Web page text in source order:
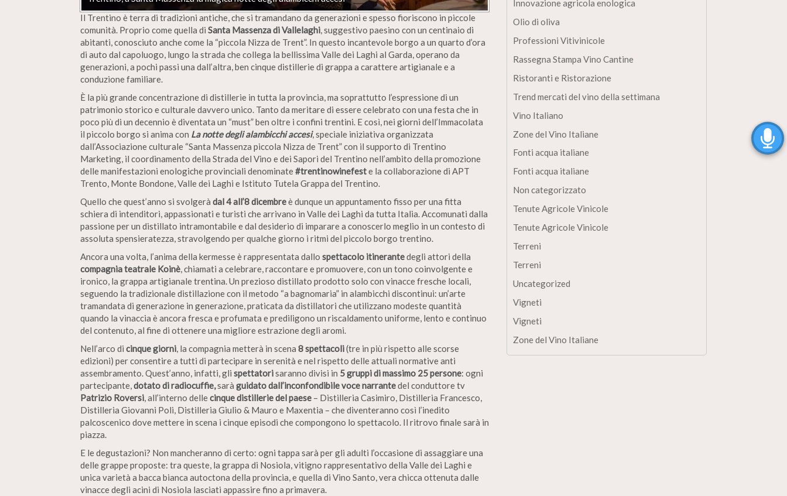
Il Trentino è terra di tradizioni antiche, che si tramandano da generazioni e spesso fioriscono in piccole
comunità. Proprio come quella di Santa Massenza di Vallelaghi, suggestivo paesino con un centinaio di
abitanti, conosciuto anche come la “piccola Nizza de Trent”. In questo incantevole borgo a un quarto d’ora
di auto dal capoluogo, lungo la strada che collega la bellissima Valle dei Laghi al Garda, operano da
generazioni, a pochi passi una dall’altra, ben cinque distillerie di grappa a carattere artigianale e a
conduzione familiare.
È la più grande concentrazione di distillerie in tutta la provincia, ma soprattutto l’espressione di un
patrimonio storico e culturale davvero unico. Tanto da meritare di essere celebrato con una festa che in
poco più di un decennio è diventata un “must” ben oltre i confini trentini. E così, nei giorni dell’Immacolata
il piccolo borgo si anima con La notte degli alambicchi accesi, speciale iniziativa organizzata
dall’Associazione culturale “Santa Massenza piccola Nizza de Trent” con il supporto di Trentino
Marketing, il coordinamento della Strada del Vino e dei Sapori del Trentino nell’ambito della promozione
delle manifestazioni enologiche provinciali denominate#trentinowinefeste la collaborazione di APT
Trento, Monte Bondone, Valle dei Laghi e Istituto Tutela Grappa del Trentino.
Quello che quest’anno si svolgerà dal 4 all’8 dicembreè dunque un appuntamento fisso per una fitta
schiera di intenditori, appassionati e turisti che arrivano in Valle dei Laghi da tutta Italia. Accomunati dalla
passione per un distillato intramontabile e dal desiderio di imparare a conoscerlo meglio in un contesto di
assoluta spensieratezza, stravolgendo per qualche giorno i ritmi del piccolo borgo trentino.
Ancora una volta, l’anima della kermesse è rappresentata dallo spettacolo itinerantedegli attori della
compagnia teatrale Koinè, chiamati a celebrare, raccontare e promuovere, con un tono coinvolgente e
ironico, la grappa artigianale trentina. Un prezioso distillato prodotto solo con vinacce fresche locali,
seguendo la tradizionale distillazione con il metodo “a bagnomaria” in alambicchi discontinui: un’arte
tramandata di generazione in generazione, praticata da distillatori che utilizzano modeste quantità
quando la vinaccia è ancora fresca e profumata e prediligono un riscaldamento uniforme, lento e continuo
del contenuto, al fine di ottenere una migliore estrazione degli aromi.
Nell’arco di cinque giorni, la compagnia metterà in scena 8 spettacoli(tre in più rispetto alle scorse
edizioni) per consentire a tutti di partecipare in serenità e nel rispetto delle attuali normative anti
assembramento. Quest’anno, infatti, gli spettatorisaranno divisi in 5 gruppi di massimo 25 persone: ogni
partecipante,dotato di radiocuffie,sarà guidato dall’inconfondibile voce narrantedel conduttore tv
Patrizio Roversi, all’interno dellecinque distillerie del paese – Distilleria Casimiro, Distilleria Francesco,
Distilleria Giovanni Poli, Distilleria Giulio & Mauro e Maxentia – che diventeranno così l’inedito
palcoscenico dove mettere in scena i cinque episodi che compongono lo spettacolo. Il ritrovo finale sarà in
piazza.
E le degustazioni? Non mancheranno di certo: ogni tappa sarà per gli adulti l’occasione di assaggiare una
delle grappe proposte: tra queste, la grappa di Nosiola, vitigno rappresentativo della Valle dei Laghi e
unica varietà a bacca bianca autoctona della provincia, e quella di Vino Santo, vera chicca ottenuta dalle
vinacce degli acini di Nosiola lasciati appassire fino a primavera.
Innovazione agricola enologica
Olio di oliva
Professioni Vitivinicole
Rassegna Stampa Vino Cantine
Ristoranti e Ristorazione
Trend mercati del vino della settimana
Vino Italiano
Zone del Vino Italiane
Fonti acqua italiane
Fonti acqua italiane
Non categorizzato
Tenute Agricole Vinicole
Tenute Agricole Vinicole
Terreni
Terreni
Uncategorized
Vigneti
Vigneti
Zone del Vino Italiane